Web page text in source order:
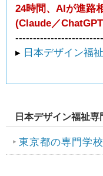
24時間、AIが進路
(Claude／
▸ 日本デザイン福
日本デザイン福祉専
東京都の専門学